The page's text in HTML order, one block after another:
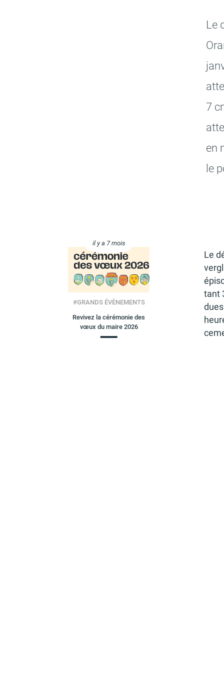
Le
7
en
le
il y a 7 mois
#GRANDS ÉVÈNEMENTS
Revivez la cérémonie des
vœux du maire 2026
Le
tant